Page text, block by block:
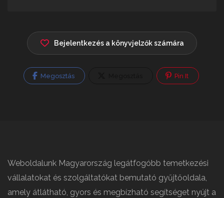
Bejelentkezés a könyvjelzők számára
Megosztás Pin It
Weboldalunk Magyarország legátfogóbb temetkezési
vállalatokat és szolgáltatókat bemutató gyűjtőoldala,
amely átlátható, gyors és megbízható segítséget nyújt a